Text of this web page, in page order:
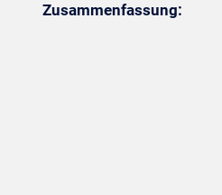
Zusammenfassung: